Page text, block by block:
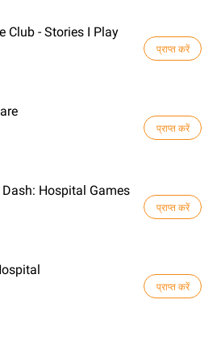
Club - Stories I Play
प्राप्त करें
प्राप्त करें
Hospital Games
प्राप्त करें
प्राप्त करें